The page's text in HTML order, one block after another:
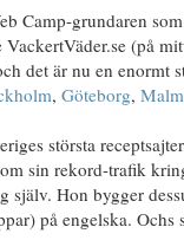
Camp-grundaren
(på
det är nu en enormt
, Göteborg,
största
sin rekord-trafik
själv. Hon bygger
på engelska. Ochs